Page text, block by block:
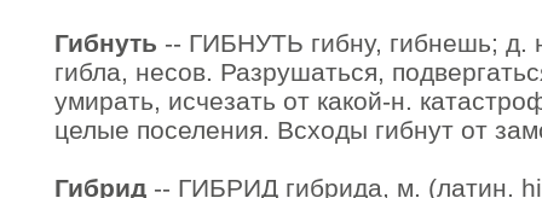
Гибнуть -- ГИБНУТЬ гибну, гибнешь; д.
гибла, несов. Разрушаться,
умирать, исчезать от какой-н.
целые поселения. Всходы гибнут от
Гибрид -- ГИБРИД гибрида, м. (латин.